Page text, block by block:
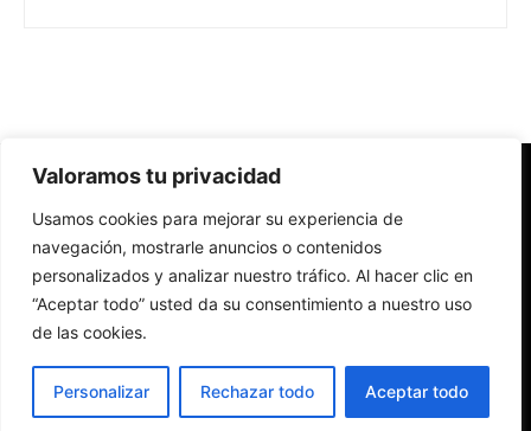
Valoramos tu privacidad
Usamos cookies para mejorar su experiencia de
navegación, mostrarle anuncios o contenidos
personalizados y analizar nuestro tráfico. Al hacer clic en
“Aceptar todo” usted da su consentimiento a nuestro uso
de las cookies.
Personalizar Rechazar todo Aceptar todo
Redes Cristianas
Una mirada alternativa sobre la Iglesia católica y la sociedad
- Colectivos de Redes Cristianas